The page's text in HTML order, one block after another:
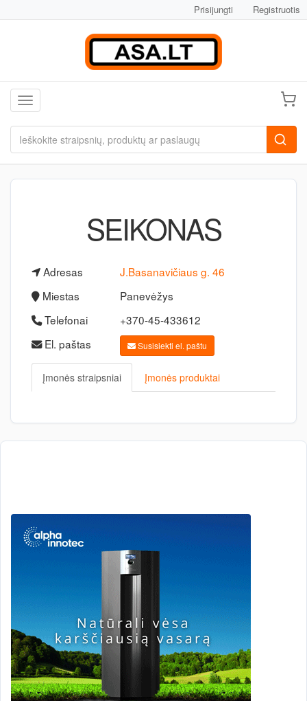
Prisijungti Registruotis
Toggle navigation
SEIKONAS
Adresas
J.Basanavičiaus g. 46
Miestas
Panevėžys
Telefonai
+370-45-433612
El. paštas
Susisiekti el. paštu
Įmonės straipsniai Įmonės produktai